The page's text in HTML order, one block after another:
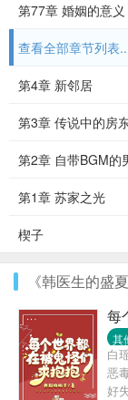
第77章 婚姻的意义
查看全部章节列表
第4章 新邻居
第3章 传说中的房
第2章 自带BGM的
第1章 苏家之光
楔子
《韩医生的盛
每
其
白
恶
好